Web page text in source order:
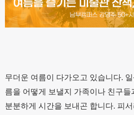
무더운 여름이 다가오고 있습니다.
름을 어떻게 보낼지 가족이나 친구
분분하게 시간을 보내곤 합니다. 피